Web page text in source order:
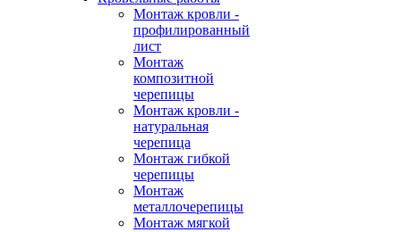
Монтаж кровли -
профилированный
лист
Монтаж
композитной
черепицы
Монтаж кровли -
натуральная
черепица
Монтаж гибкой
черепицы
Монтаж
металлочерепицы
Монтаж мягкой